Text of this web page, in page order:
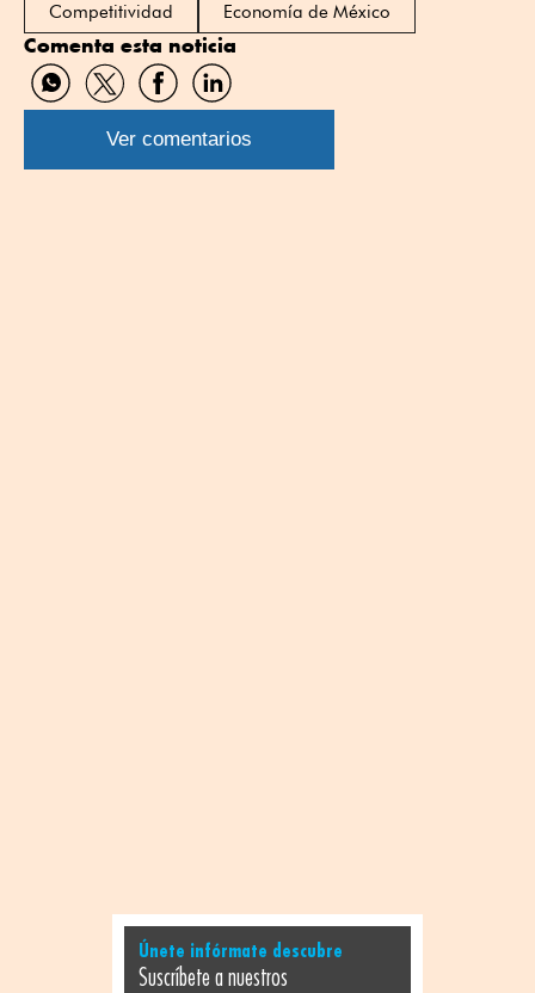
Competitividad
Economía de México
Comenta esta noticia
Compartir
por
WhatsApp
Compartir
por
Twitter
Compartir
por
Facebook
Compartir
por
Linkedin
Ver comentarios
Únete infórmate descubre
Suscríbete a nuestros